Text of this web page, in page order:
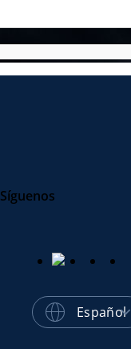
Síguenos
Español